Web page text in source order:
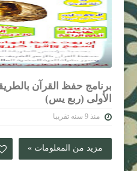
برنامج حفظ القرآن
الأولى (ربع يس)
منذ 9 سنه تقريبا
مزيد من المعلومات »